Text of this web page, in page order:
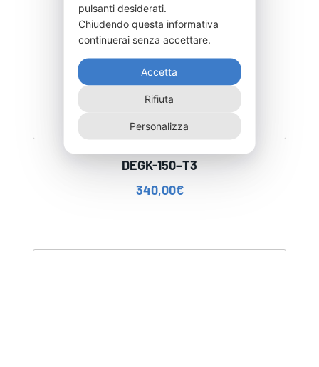
DEGK-150–T3
340,00€
pulsanti desiderati.
Chiudendo questa informativa
continuerai senza accettare.
Accetta
Rifiuta
Personalizza